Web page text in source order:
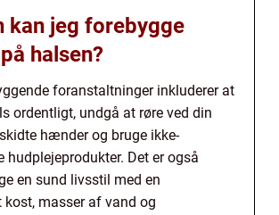
kan jeg forebygge
halsen?
foranstaltninger inkluderer at
ordentligt, undgå at røre ved din
hænder og bruge ikke-
hudplejeprodukter. Det er også
en sund livsstil med en
kost, masser af vand og